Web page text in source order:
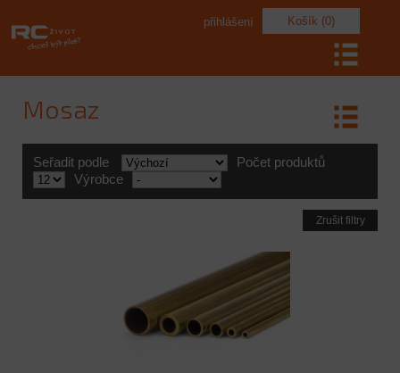
Košík (0)
přihlášení
Mosaz
Seřadit podle
Počet produktů
Výrobce
Zrušit filtry